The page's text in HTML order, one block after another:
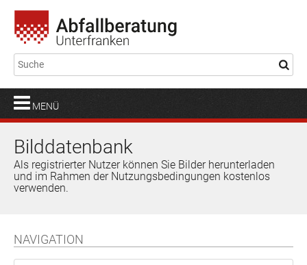
MENÜ
Bilddatenbank
Als registrierter Nutzer können Sie Bilder herunterladen
und im Rahmen der Nutzungsbedingungen kostenlos
verwenden.
NAVIGATION